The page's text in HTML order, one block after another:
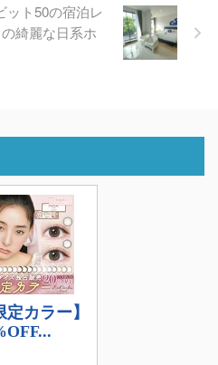
ット50の宿泊レ
綺麗な日系ホ